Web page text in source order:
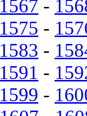
1567 -
1575 -
1583 -
1591 -
1599 -